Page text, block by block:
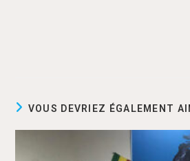
VOUS DEVRIEZ ÉGALEMENT